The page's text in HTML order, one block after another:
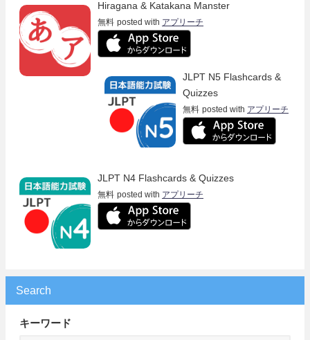
Hiragana & Katakana Manster
無料 posted with アプリーチ
JLPT N5 Flashcards &
Quizzes
無料 posted with アプリーチ
JLPT N4 Flashcards & Quizzes
無料 posted with アプリーチ
Search
キーワード